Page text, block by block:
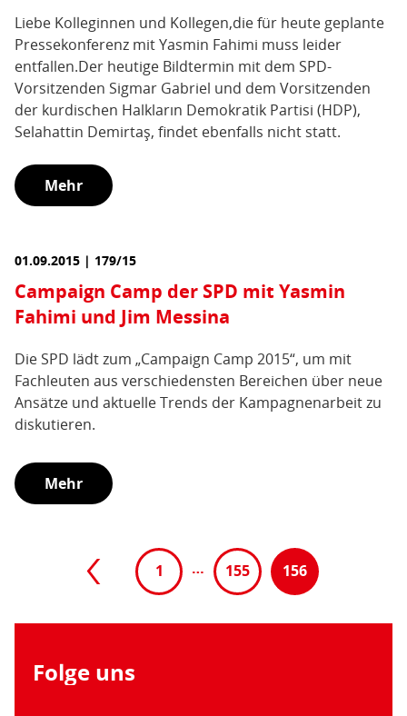
Liebe Kolleginnen und Kollegen,die für heute geplante
Pressekonferenz mit Yasmin Fahimi muss leider
entfallen.Der heutige Bildtermin mit dem SPD-
Vorsitzenden Sigmar Gabriel und dem Vorsitzenden
der kurdischen Halkların Demokratik Partisi (HDP),
Selahattin Demirtaş, findet ebenfalls nicht statt.
Mehr
01.09.2015 | 179/15
Campaign Camp der SPD mit Yasmin
Fahimi und Jim Messina
Die SPD lädt zum „Campaign Camp 2015“, um mit
Fachleuten aus verschiedensten Bereichen über neue
Ansätze und aktuelle Trends der Kampagnenarbeit zu
diskutieren.
Mehr
PaginierungVorherige
1 … 155 156 (aktive
Folge uns